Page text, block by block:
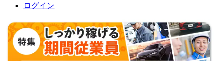
ログイン